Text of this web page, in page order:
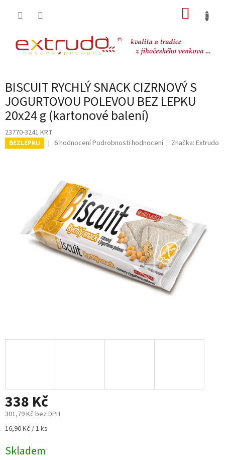
BISCUIT RYCHLÝ SNACK CIZRNOVÝ S
JOGURTOVOU POLEVOU BEZ LEPKU
20x24 g (kartonové balení)
23770-3241 KRT
BEZLEPKU
Průměrné
5,0
z
5
hvězdiček.
6 hodnoceníPodrobnosti hodnocení Značka:Extrudo
338 Kč
301,79 Kč bez DPH
Měrná
16,90 Kč / 1 ks
Skladem